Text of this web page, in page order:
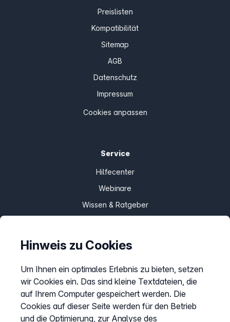
Preislisten
Kompatibilität
Sitemap
AGB
Datenschutz
Impressum
Cookies anpassen
Service
Hilfecenter
Webinare
Wissen & Ratgeber
Kündigung
Kundenportal Login
Hinweis zu Cookies
Um Ihnen ein optimales Erlebnis zu bieten, setzen
wir Cookies ein. Das sind kleine Textdateien, die
auf Ihrem Computer gespeichert werden. Die
Cookies auf dieser Seite werden für den Betrieb
und die Optimierung, zur Analyse des